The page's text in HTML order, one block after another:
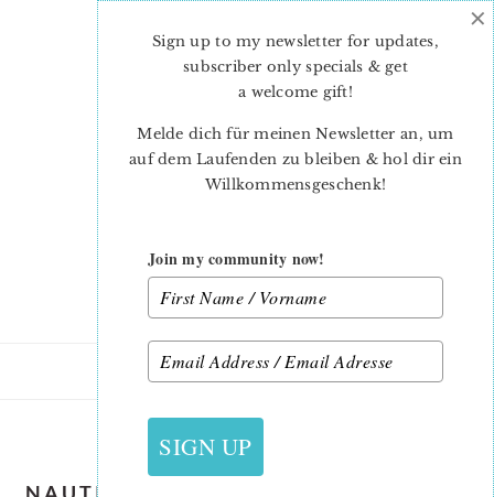
Sign up to my newsletter for updates,
subscriber only specials & get
a welcome gift!
Melde dich für meinen Newsletter an, um
auf dem Laufenden zu bleiben & hol dir ein
Willkommensgeschenk!
Join my community now!
SIGN UP
×